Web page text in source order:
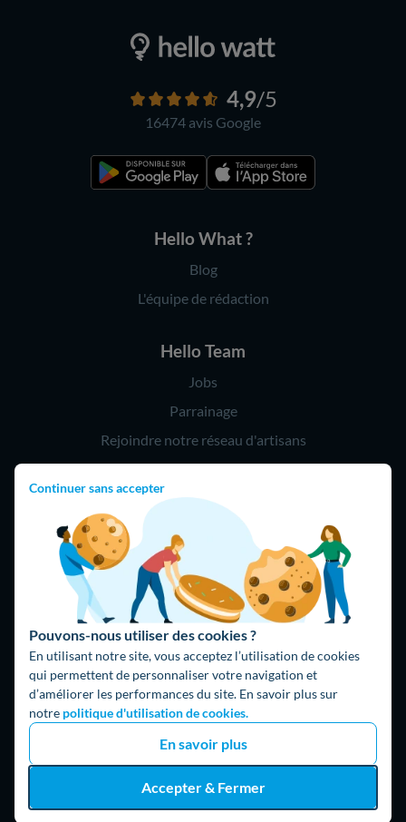
Continuer sans accepter
Pouvons-nous utiliser des cookies ?
En utilisant notre site, vous acceptez l’utilisation de cookies
qui permettent de personnaliser votre navigation et
d’améliorer les performances du site. En savoir plus sur
notre politique d'utilisation de cookies.
En savoir plus
Accepter & Fermer
4,9/5
16474 avis Google
Hello What ?
Blog
L'équipe de rédaction
Hello Team
Jobs
Parrainage
Rejoindre notre réseau d'artisans
Hello !
09 75 18 60 60
(8h-21h)
75018 Paris
Fait avec ⚡ par Hello Watt
© 2026 Hello Watt |CGU|Mentions légales